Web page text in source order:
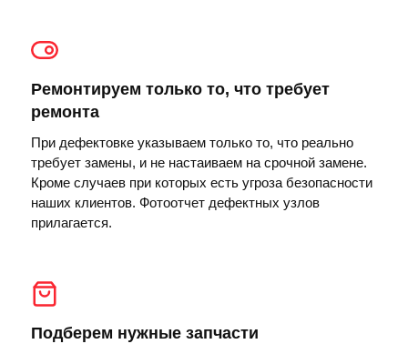
Ремонтируем только то, что требует
ремонта
При дефектовке указываем только то, что реально
требует замены, и не настаиваем на срочной замене.
Кроме случаев при которых есть угроза безопасности
наших клиентов. Фотоотчет дефектных узлов
прилагается.
Подберем нужные запчасти